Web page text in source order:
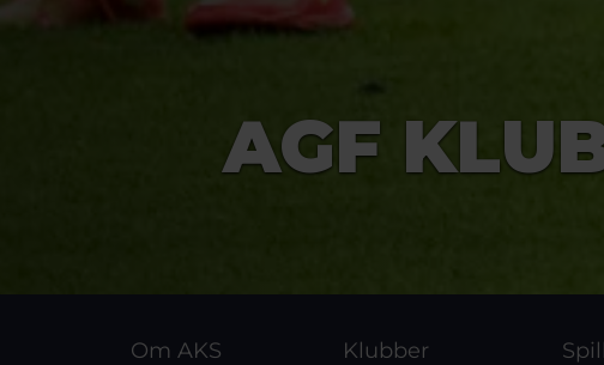
AGF
Om AKS Klubber